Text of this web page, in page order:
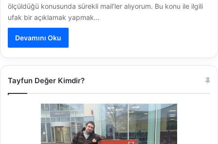
ölçüldüğü konusunda sürekli mail’ler alıyorum. Bu konu ile ilgili
ufak bir açıklamak yapmak…
Devamını Oku
Tayfun Değer Kimdir?